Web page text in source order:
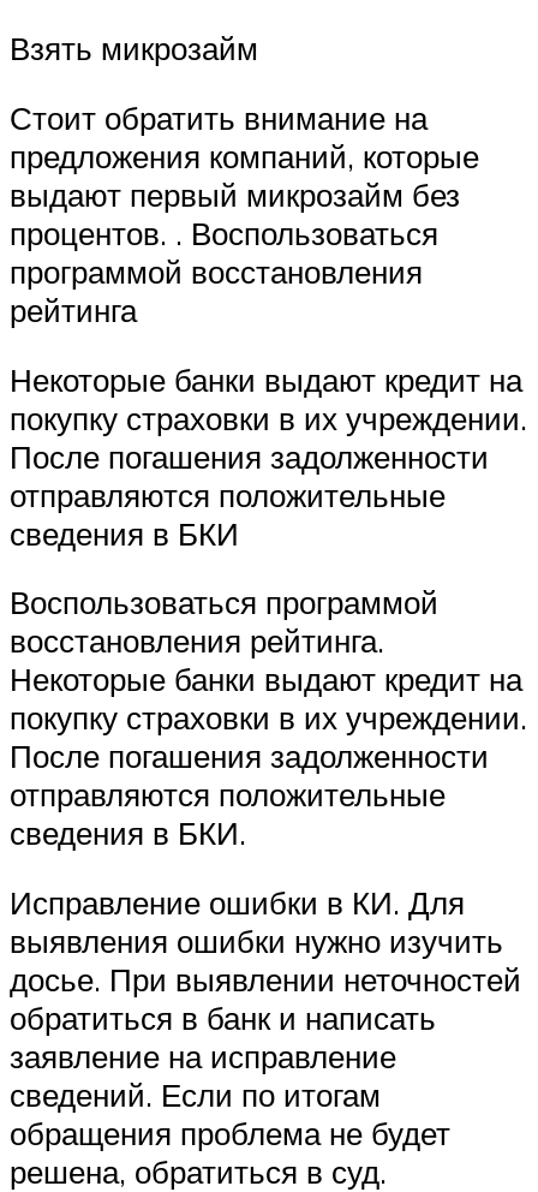
Взять микрозайм
Стоит обратить внимание на
предложения компаний, которые
выдают первый микрозайм без
процентов. . Воспользоваться
программой восстановления
рейтинга
Некоторые банки выдают кредит на
покупку страховки в их учреждении.
После погашения задолженности
отправляются положительные
сведения в БКИ
Воспользоваться программой
восстановления рейтинга.
Некоторые банки выдают кредит на
покупку страховки в их учреждении.
После погашения задолженности
отправляются положительные
сведения в БКИ.
Исправление ошибки в КИ. Для
выявления ошибки нужно изучить
досье. При выявлении неточностей
обратиться в банк и написать
заявление на исправление
сведений. Если по итогам
обращения проблема не будет
решена, обратиться в суд.